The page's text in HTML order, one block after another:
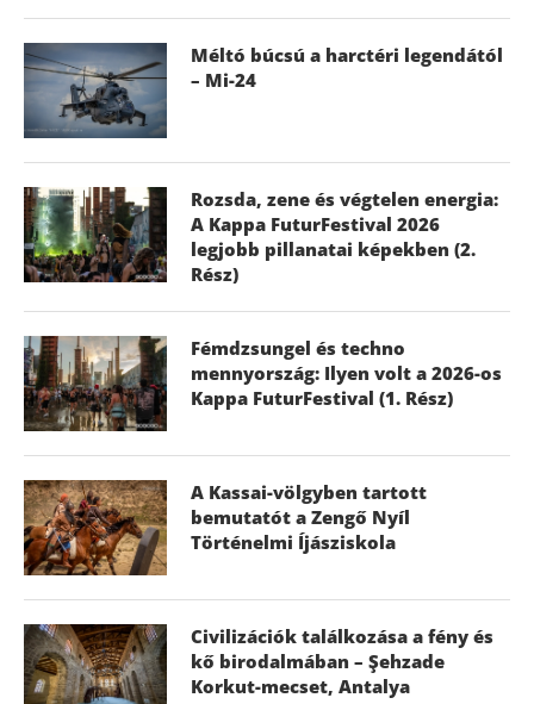
Méltó búcsú a harctéri legendától
– Mi-24
Rozsda, zene és végtelen energia:
A Kappa FuturFestival 2026
legjobb pillanatai képekben (2.
Rész)
Fémdzsungel és techno
mennyország: Ilyen volt a 2026-os
Kappa FuturFestival (1. Rész)
A Kassai-völgyben tartott
bemutatót a Zengő Nyíl
Történelmi Íjásziskola
Civilizációk találkozása a fény és
kő birodalmában – Şehzade
Korkut-mecset, Antalya